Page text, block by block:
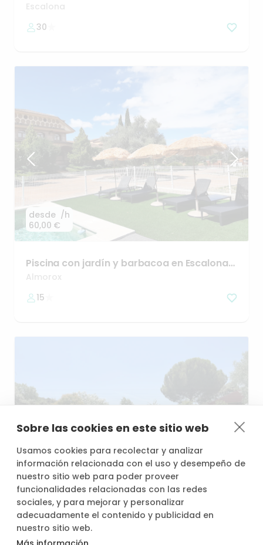
Sobre las cookies en este sitio web
Usamos cookies para recolectar y analizar
información relacionada con el uso y desempeño de
nuestro sitio web para poder proveer
funcionalidades relacionadas con las redes
sociales, y para mejorar y personalizar
adecuadamente el contenido y publicidad en
nuestro sitio web.
Escalona
30
desde
60,00 €
/h
Piscina con jardín y barbacoa en Escalona-
Toledo
Almorox
15
desde
30,00 €
/h
Relax total en